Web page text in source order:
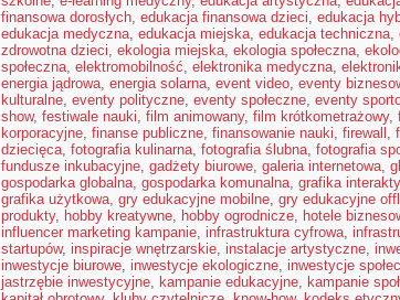
finansowa dorosłych, edukacja finansowa dzieci, edukacja
edukacja medyczna, edukacja miejska, edukacja techniczna,
zdrowotna dzieci, ekologia miejska, ekologia społeczna,
społeczna, elektromobilność, elektronika medyczna,
energia jądrowa, energia solarna, event video, eventy
kulturalne, eventy polityczne, eventy społeczne, eventy
show, festiwale nauki, film animowany, film krótkometrażowy,
korporacyjne, finanse publiczne, finansowanie nauki, firewall ,
dziecięca, fotografia kulinarna, fotografia ślubna, fotografia
fundusze inkubacyjne, gadżety biurowe, galeria internetowa,
gospodarka globalna, gospodarka komunalna, grafika
grafika użytkowa, gry edukacyjne mobilne, gry edukacyjne
produkty, hobby kreatywne, hobby ogrodnicze, hotele
influencer marketing kampanie, infrastruktura cyfrowa,
startupów, inspiracje wnętrzarskie, instalacje artystyczne,
inwestycje biurowe, inwestycje ekologiczne, inwestycje
jastrzębie inwestycyjne, kampanie edukacyjne, kampanie